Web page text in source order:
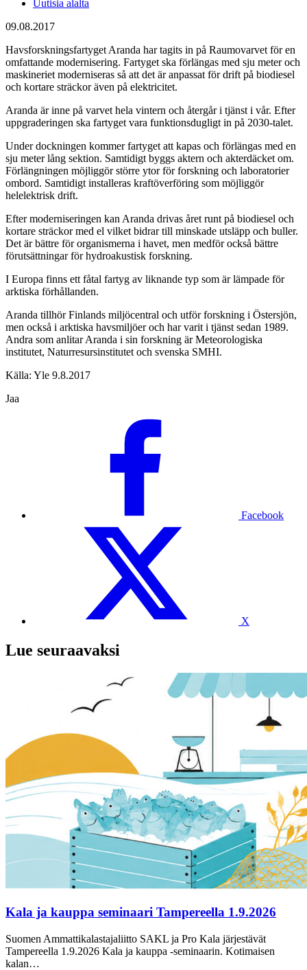
Uutisia alalta
09.08.2017
Havsforskningsfartyget Aranda har tagits in på Raumovarvet för en
omfattande modernisering. Fartyget ska förlängas med sju meter och
maskineriet moderniseras så att det är anpassat för drift på biodiesel
och kortare sträckor även på elektricitet.
Aranda är inne på varvet hela vintern och återgår i tjänst i vår. Efter
uppgraderingen ska fartyget vara funktionsdugligt in på 2030-talet.
Under dockningen kommer fartyget att kapas och förlängas med en
sju meter lång sektion. Samtidigt byggs aktern och akterdäcket om.
Förlängningen möjliggör större ytor för forskning och laboratorier
ombord. Samtidigt installeras kraftöverföring som möjliggör
helelektrisk drift.
Efter moderniseringen kan Aranda drivas året runt på biodiesel och
kortare sträckor med el vilket bidrar till minskade utsläpp och buller.
Det är bättre för organismerna i havet, men medför också bättre
förutsättningar för hydroakustisk forskning.
I Europa finns ett fåtal fartyg av liknande typ som är lämpade för
arktiska förhållanden.
Aranda tillhör Finlands miljöcentral och utför forskning i Östersjön,
men också i arktiska havsmiljöer och har varit i tjänst sedan 1989.
Andra som anlitar Aranda i sin forskning är Meteorologiska
institutet, Naturresursinstitutet och svenska SMHI.
Källa: Yle 9.8.2017
Jaa
Facebook
X
Lue seuraavaksi
Kala ja kauppa seminaari Tampereella 1.9.2026
Suomen Ammattikalastajaliitto SAKL ja Pro Kala järjestävät
Tampereella 1.9.2026 Kala ja kauppa -seminaarin. Kotimaisen
kalan…